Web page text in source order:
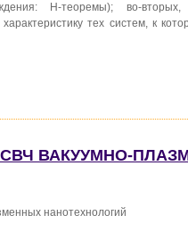
Н-теоремы); во-вторых,
тех систем, к
ВАКУУМНО-
нанотехнологий